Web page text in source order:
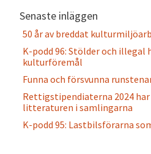
Senaste inläggen
50 år av breddat
K-podd 96: Stölder och illegal
kulturföremål
Funna och försvunna
Rettigstipendiaterna 2024
litteraturen i samlingarna
K-podd 95: Lastbilsförarna